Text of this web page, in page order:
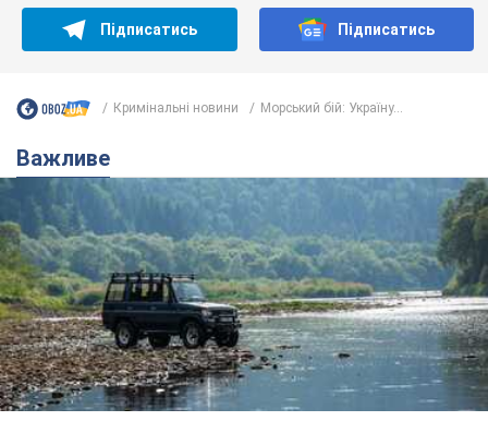
Підписатись Підписатись
Кримінальні новини Морський бій: Україну...
Важливе